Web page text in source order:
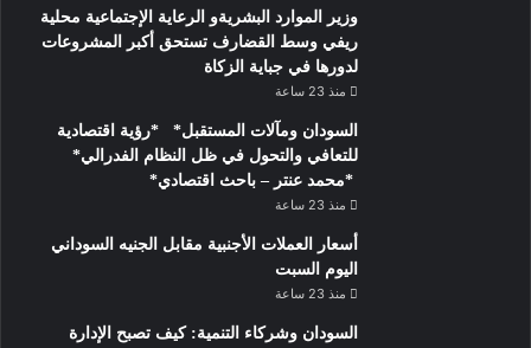
وزير الموارد البشريةو الرعاية الإجتماعية محلية
ريفي وسط القضارف تستحق أكبر المشروعات
لدورها في جباية الزكاة
منذ 23 ساعة
السودان ومآلات المستقبل* *رؤية اقتصادية
للتعافي والتحول في ظل النظام الفدرالي*
*محمد عنتر – باحث اقتصادي*
منذ 23 ساعة
أسعار العملات الأجنبية مقابل الجنيه السوداني
اليوم السبت
منذ 23 ساعة
السودان وشركاء التنمية: كيف تصبح الإدارة